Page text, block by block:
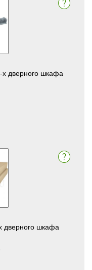
х дверного шкафа
дверного шкафа